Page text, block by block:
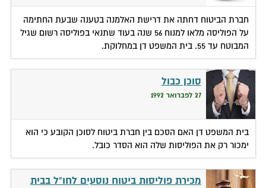
חברת הביטוח דחתה את דרישת האלמנה בטענה שבעת החתימה
על הפוליסה מלאו למנוח 56 שנה בעוד שתנאי בפוליסה רשום שגיל
המבוטח עד 55. בית המשפט דן במחלוקת.
סוכן כבול
27 לפברואר 1992
בית המשפט דן האם הסכם בין חברת ביטוח לסוכן הקובע כי הוא
ימכור רק את הפוליסות שלה הוא הסדר כובל.
מכירת פוליסות ביטוח נוסעים לחו"ל בבית